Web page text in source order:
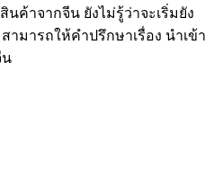
นค้าจากจีน ยังไม่รู้ว่าจะเริ่มยัง
ามารถให้คำปรึกษาเรื่อง นำเข้า
น